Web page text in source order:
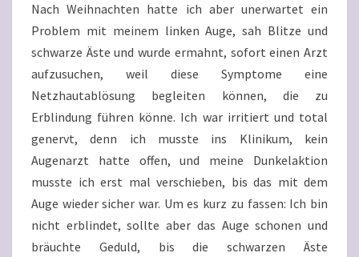
Nach Weihnachten hatte ich aber unerwartet ein
Problem mit meinem linken Auge, sah Blitze und
schwarze Äste und wurde ermahnt, sofort einen Arzt
aufzusuchen, weil diese Symptome eine
Netzhautablösung begleiten können, die zu
Erblindung führen könne. Ich war irritiert und total
genervt, denn ich musste ins Klinikum, kein
Augenarzt hatte offen, und meine Dunkelaktion
musste ich erst mal verschieben, bis das mit dem
Auge wieder sicher war. Um es kurz zu fassen: Ich bin
nicht erblindet, sollte aber das Auge schonen und
bräuchte Geduld, bis die schwarzen Äste